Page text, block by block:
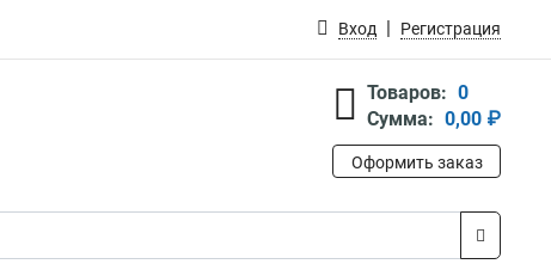
Вход Регистрация
Товаров: 0
Сумма: 0,00 ₽
Оформить заказ